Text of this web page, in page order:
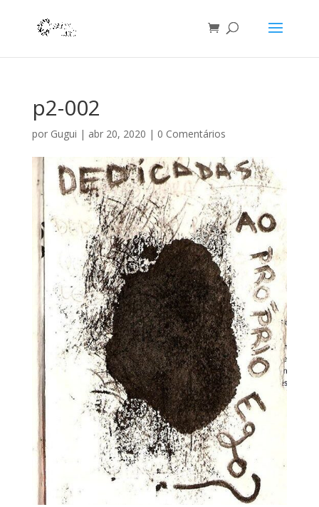
p2-002
por Gugui | abr 20, 2020 | 0 Comentários